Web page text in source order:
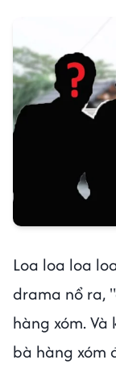
Loa loa loa
drama nổ ra,
hàng xóm.
bà hàng xóm